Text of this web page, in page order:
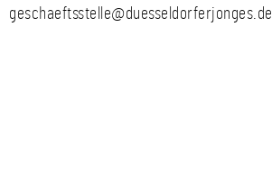
geschaeftsstelle@duesseldorferjonges.de